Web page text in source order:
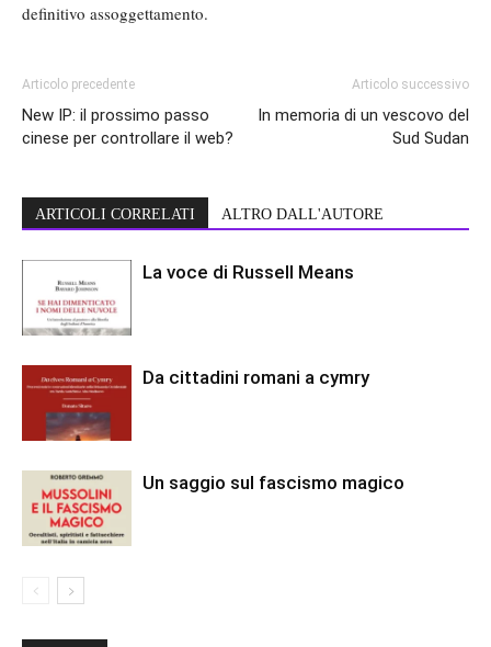
definitivo assoggettamento.
Articolo precedente
New IP: il prossimo passo
cinese per controllare il web?
Articolo successivo
In memoria di un vescovo del
Sud Sudan
ARTICOLI CORRELATI ALTRO DALL'AUTORE
La voce di Russell Means
Da cittadini romani a cymry
Un saggio sul fascismo magico